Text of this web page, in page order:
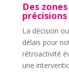
Des
précisions
La décision
délais pour
rétroactivité
une